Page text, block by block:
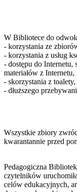
W Bibliotece do
- korzystania ze
- korzystania z usług
- dostępu do Internetu,
materiałów z Internetu,
- skorzystania z toalety,
- dłuższego
Wszystkie zbiory
kwarantannie przed
Pedagogiczna
czytelników
celów edukacyjnych,